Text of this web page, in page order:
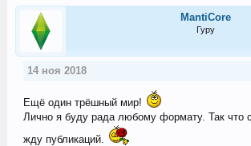
MantiCore
Гуру
14 ноя 2018
Ещё один трёшный мир!
Лично я буду рада любому формату. Так что
жду публикаций.